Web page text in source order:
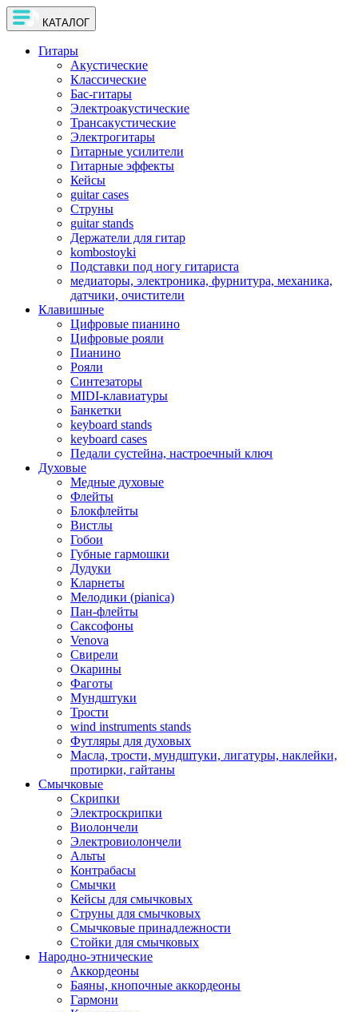
КАТАЛОГ
Гитары
Акустические
Классические
Бас-гитары
Электроакустические
Трансакустические
Электрогитары
Гитарные усилители
Гитарные эффекты
Кейсы
guitar cases
Струны
guitar stands
Держатели для гитар
kombostoyki
Подставки под ногу гитариста
медиаторы, электроника, фурнитура, механика,
датчики, очистители
Клавишные
Цифровые пианино
Цифровые рояли
Пианино
Рояли
Синтезаторы
MIDI-клавиатуры
Банкетки
keyboard stands
keyboard cases
Педали сустейна, настроечный ключ
Духовые
Медные духовые
Флейты
Блокфлейты
Вистлы
Гобои
Губные гармошки
Дудуки
Кларнеты
Мелодики (pianica)
Пан-флейты
Саксофоны
Venova
Свирели
Окарины
Фаготы
Мундштуки
Трости
wind instruments stands
Футляры для духовых
Масла, трости, мундштуки, лигатуры, наклейки,
протирки, гайтаны
Смычковые
Скрипки
Электроскрипки
Виолончели
Электровиолончели
Альты
Контрабасы
Смычки
Кейсы для смычковых
Струны для смычковых
Смычковые принадлежности
Стойки для смычковых
Народно-этнические
Аккордеоны
Баяны, кнопочные аккордеоны
Гармони